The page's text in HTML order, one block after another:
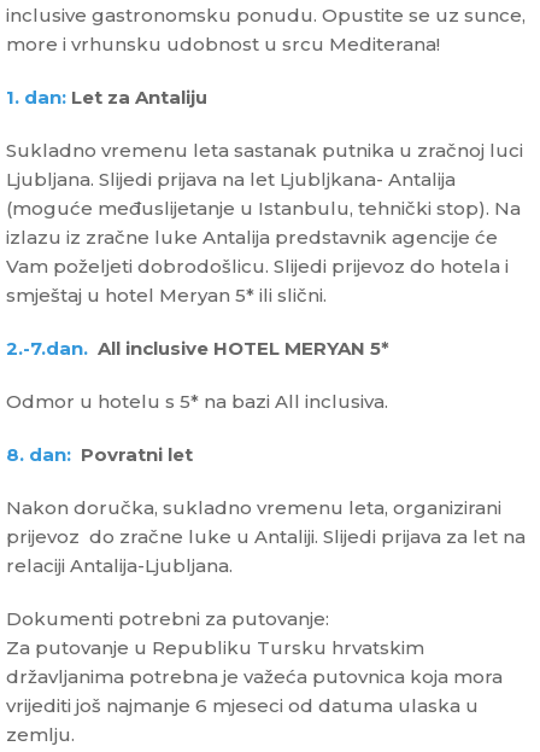
inclusive gastronomsku ponudu. Opustite se uz sunce,
more i vrhunsku udobnost u srcu Mediterana!
1. dan: Let za Antaliju
Sukladno vremenu leta sastanak putnika u zračnoj luci
Ljubljana. Slijedi prijava na let Ljubljkana- Antalija
(moguće međuslijetanje u Istanbulu, tehnički stop). Na
izlazu iz zračne luke Antalija predstavnik agencije će
Vam poželjeti dobrodošlicu. Slijedi prijevoz do hotela i
smještaj u hotel Meryan 5* ili slični.
2.-7.dan. All inclusive HOTEL MERYAN 5*
Odmor u hotelu s 5* na bazi All inclusiva.
8. dan: Povratni let
Nakon doručka, sukladno vremenu leta, organizirani
prijevoz do zračne luke u Antaliji. Slijedi prijava za let na
relaciji Antalija-Ljubljana.
Dokumenti potrebni za putovanje:
Za putovanje u Republiku Tursku hrvatskim
državljanima potrebna je važeća putovnica koja mora
vrijediti još najmanje 6 mjeseci od datuma ulaska u
zemlju.